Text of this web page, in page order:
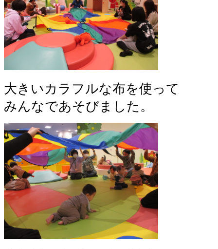
大きいカラフルな布を使って
みんなであそびました。